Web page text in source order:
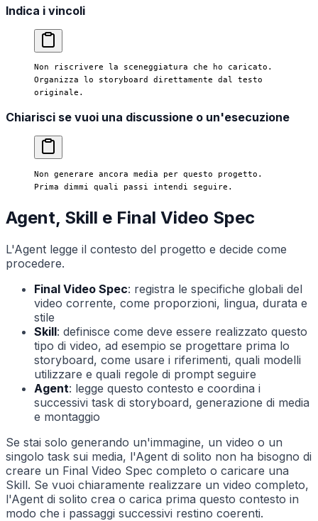
Indica i vincoli
Non riscrivere la sceneggiatura che ho caricato.
Organizza lo storyboard direttamente dal testo
originale.
Chiarisci se vuoi una discussione o un'esecuzione
Non generare ancora media per questo progetto.
Prima dimmi quali passi intendi seguire.
Agent, Skill e Final Video Spec
L'Agent legge il contesto del progetto e decide come
procedere.
Final Video Spec: registra le specifiche globali del
video corrente, come proporzioni, lingua, durata e
stile
Skill: definisce come deve essere realizzato questo
tipo di video, ad esempio se progettare prima lo
storyboard, come usare i riferimenti, quali modelli
utilizzare e quali regole di prompt seguire
Agent: legge questo contesto e coordina i
successivi task di storyboard, generazione di media
e montaggio
Se stai solo generando un'immagine, un video o un
singolo task sui media, l'Agent di solito non ha bisogno di
creare un Final Video Spec completo o caricare una
Skill. Se vuoi chiaramente realizzare un video completo,
l'Agent di solito crea o carica prima questo contesto in
modo che i passaggi successivi restino coerenti.